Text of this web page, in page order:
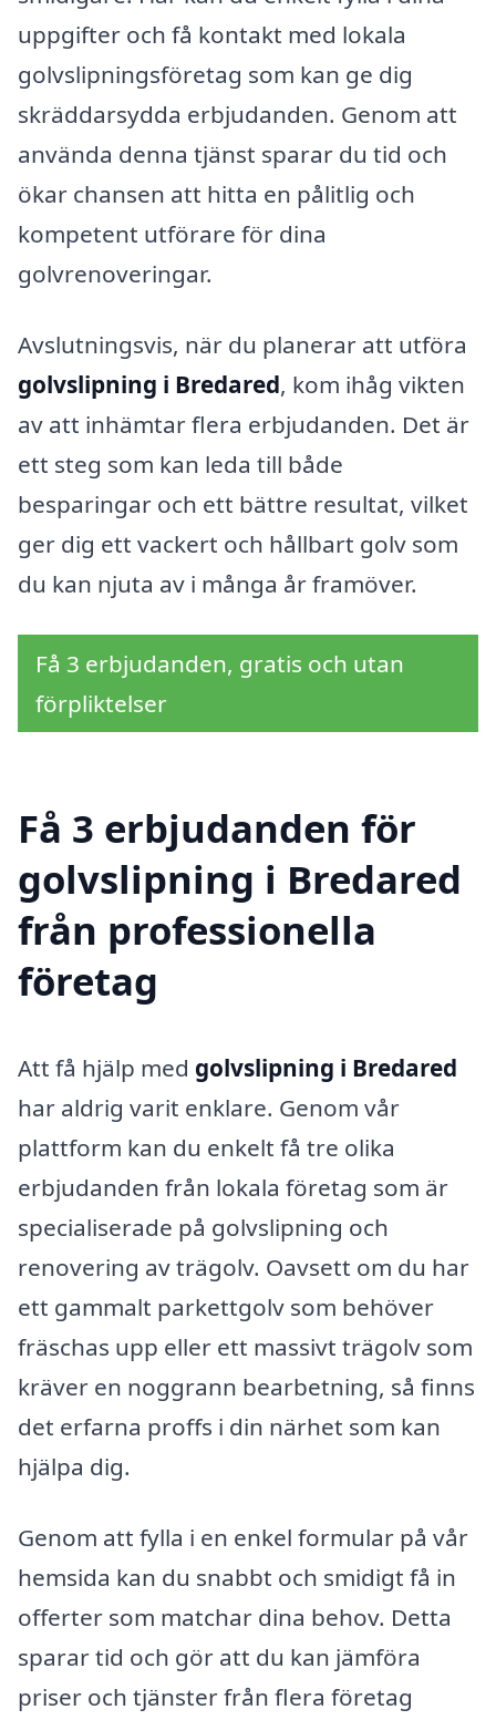
uppgifter och få kontakt med lokala
golvslipningsföretag som kan ge dig
skräddarsydda erbjudanden. Genom att
använda denna tjänst sparar du tid och
ökar chansen att hitta en pålitlig och
kompetent utförare för dina
golvrenoveringar.
Avslutningsvis, när du planerar att utföra
golvslipning i Bredared, kom ihåg vikten
av att inhämtar flera erbjudanden. Det är
ett steg som kan leda till både
besparingar och ett bättre resultat, vilket
ger dig ett vackert och hållbart golv som
du kan njuta av i många år framöver.
Få 3 erbjudanden, gratis och utan
förpliktelser
Få 3 erbjudanden för
golvslipning i Bredared
från professionella
företag
Att få hjälp med golvslipning i Bredared
har aldrig varit enklare. Genom vår
plattform kan du enkelt få tre olika
erbjudanden från lokala företag som är
specialiserade på golvslipning och
renovering av trägolv. Oavsett om du har
ett gammalt parkettgolv som behöver
fräschas upp eller ett massivt trägolv som
kräver en noggrann bearbetning, så finns
det erfarna proffs i din närhet som kan
hjälpa dig.
Genom att fylla i en enkel formular på vår
hemsida kan du snabbt och smidigt få in
offerter som matchar dina behov. Detta
sparar tid och gör att du kan jämföra
priser och tjänster från flera företag